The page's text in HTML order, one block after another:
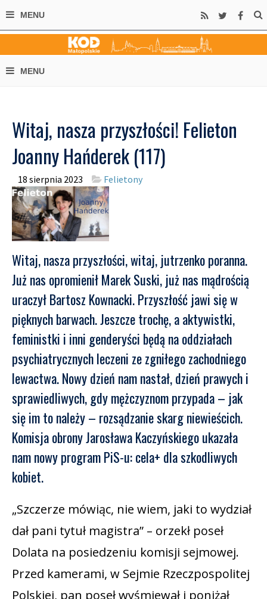
Witaj, nasza przyszłości! Felieton
Joanny Hańderek (117)
18 sierpnia 2023 Felietony
Witaj, nasza przyszłości, witaj, jutrzenko poranna.
Już nas opromienił Marek Suski, już nas mądrością
uraczył Bartosz Kownacki. Przyszłość jawi się w
pięknych barwach. Jeszcze trochę, a aktywistki,
feministki i inni genderyści będą na oddziałach
psychiatrycznych leczeni ze zgniłego zachodniego
lewactwa. Nowy dzień nam nastał, dzień prawych i
sprawiedliwych, gdy mężczyznom przypada – jak
się im to należy – rozsądzanie skarg niewieścich.
Komisja obrony Jarosława Kaczyńskiego ukazała
nam nowy program PiS-u: cela+ dla szkodliwych
kobiet.
„Szczerze mówiąc, nie wiem, jaki to wydział
dał pani tytuł magistra” – orzekł poseł
Dolata na posiedzeniu komisji sejmowej.
Przed kamerami, w Sejmie Rzeczpospolitej
Polskiej, pan poseł wyśmiewał i poniżał